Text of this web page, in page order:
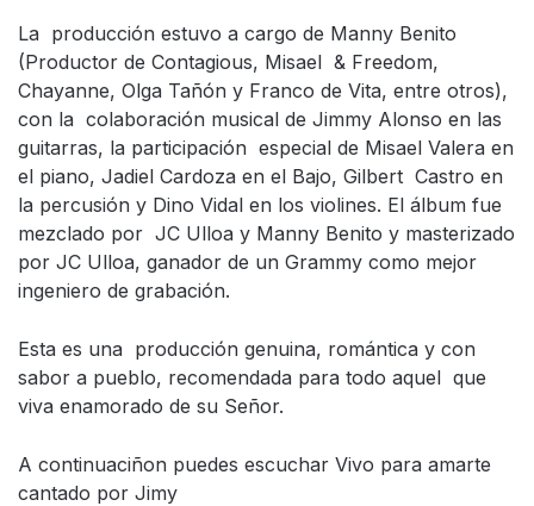
La producción estuvo a cargo de Manny Benito
(Productor de Contagious, Misael & Freedom,
Chayanne, Olga Tañón y Franco de Vita, entre otros),
con la colaboración musical de Jimmy Alonso en las
guitarras, la participación especial de Misael Valera en
el piano, Jadiel Cardoza en el Bajo, Gilbert Castro en
la percusión y Dino Vidal en los violines. El álbum fue
mezclado por JC Ulloa y Manny Benito y masterizado
por JC Ulloa, ganador de un Grammy como mejor
ingeniero de grabación.
Esta es una producción genuina, romántica y con
sabor a pueblo, recomendada para todo aquel que
viva enamorado de su Señor.
A continuaciñon puedes escuchar Vivo para amarte
cantado por Jimy